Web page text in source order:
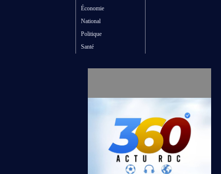
Économie
National
Politique
Santé